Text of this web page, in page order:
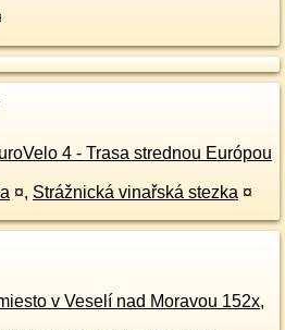
4 - Trasa strednou Európou
¤, Strážnická vinařská stezka ¤
v Veselí nad Moravou 152x,